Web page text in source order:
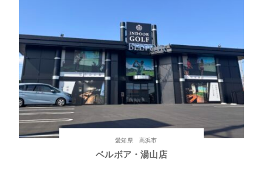
愛知県 高浜市
ベルボア・湯山店